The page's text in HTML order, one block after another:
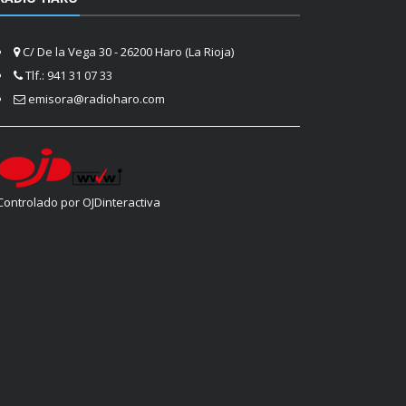
C/ De la Vega 30 - 26200 Haro (La Rioja)
Tlf.: 941 31 07 33
emisora@radioharo.com
por OJDinteractiva